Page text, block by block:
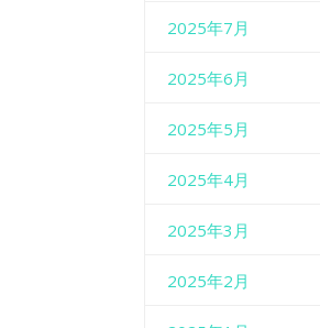
2025年7月
2025年6月
2025年5月
2025年4月
2025年3月
2025年2月